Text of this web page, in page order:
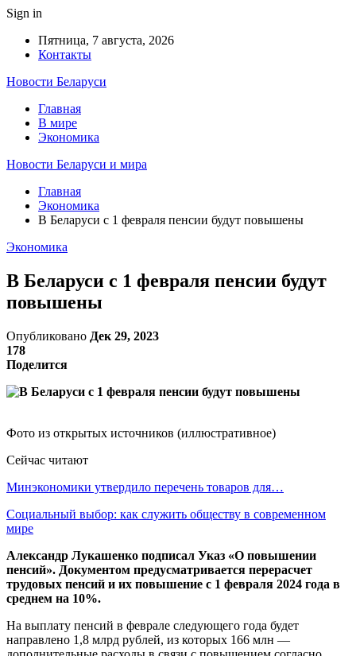
Sign in
Пятница, 7 августа, 2026
Контакты
Новости Беларуси
Главная
В мире
Экономика
Новости Беларуси и мира
Главная
Экономика
В Беларуси с 1 февраля пенсии будут повышены
Экономика
В Беларуси с 1 февраля пенсии будут
повышены
Опубликовано Дек 29, 2023
178
Поделится
Фото из открытых источников (иллюстративное)
Сейчас читают
Минэкономики утвердило перечень товаров для…
Социальный выбор: как служить обществу в современном
мире
Александр Лукашенко подписал Указ «О повышении
пенсий». Документом предусматривается перерасчет
трудовых пенсий и их повышение с 1 февраля 2024 года в
среднем на 10%.
На выплату пенсий в феврале следующего года будет
направлено 1,8 млрд рублей, из которых 166 млн —